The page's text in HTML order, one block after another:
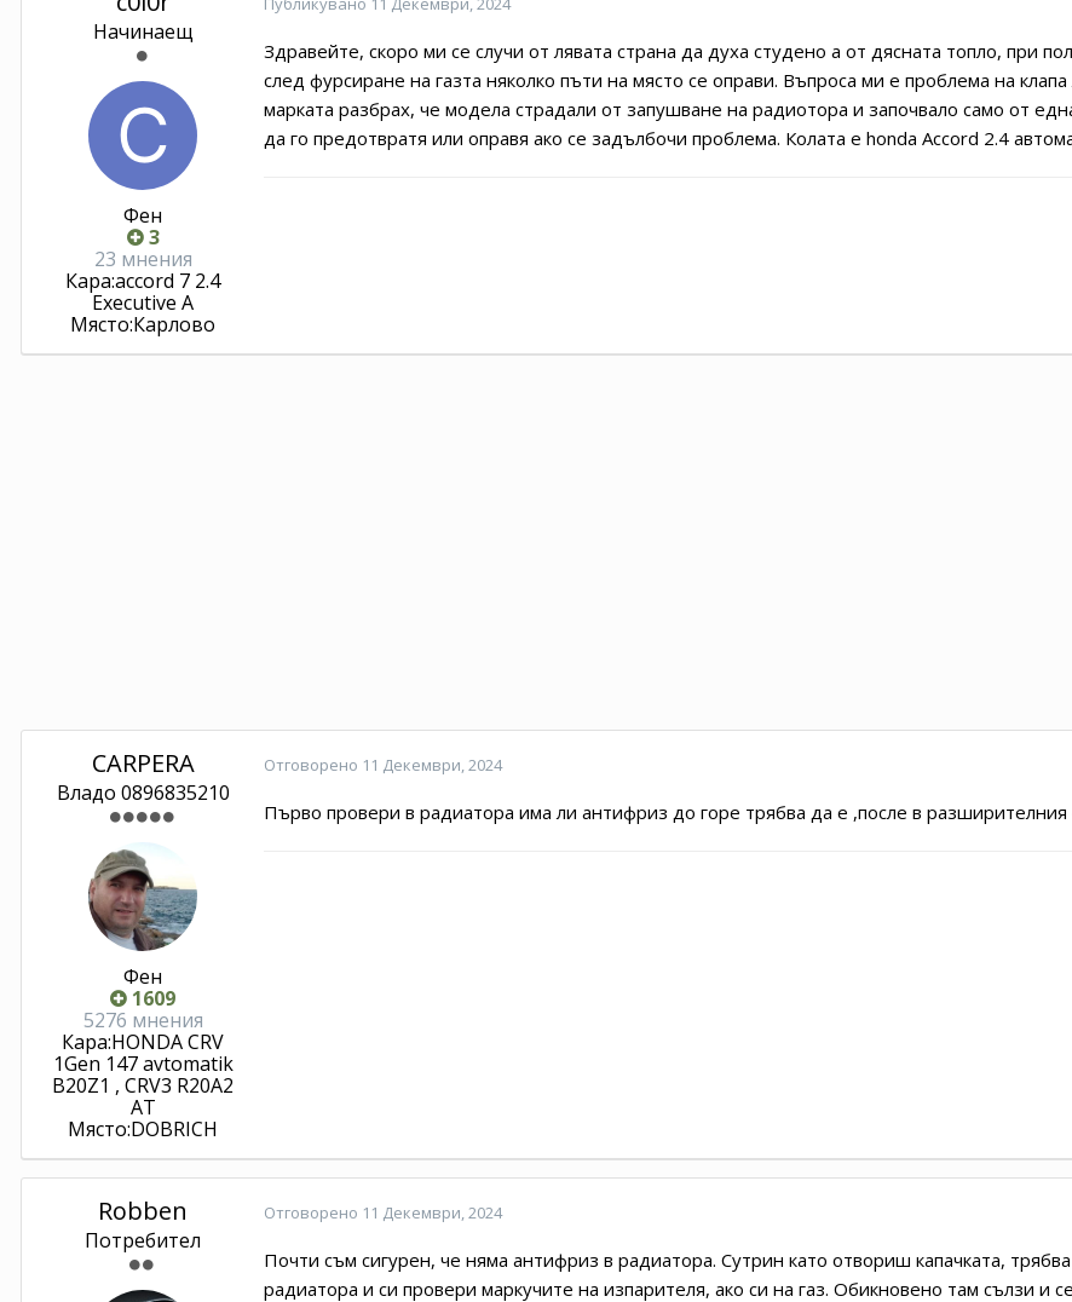
Начинаещ
Фен
3
23 мнения
Кара:accord 7 2.4
Executive A
Място:Карлово
Здравейте, скоро ми се случи от лявата страна да духа студено а от дясната топло, при
след фурсиране на газта няколко пъти на място се оправи. Въпроса ми е проблема на
марката разбрах, че модела страдали от запушване на радиотора и започвало само от
да го предотвратя или оправя ако се задълбочи проблема. Колата е honda Accord 2.4
CARPERA
Владо 0896835210
Фен
1609
5276 мнения
Кара:HONDA CRV
1Gen 147 avtomatik
B20Z1 , CRV3 R20A2
AT
Място:DOBRICH
Отговорено 11 Декември, 2024
Първо провери в радиатора има ли антифриз до горе трябва да е ,после в
Robben
Потребител
Отговорено 11 Декември, 2024
Почти съм сигурен, че няма антифриз в радиатора. Сутрин като отвориш капачката,
радиатора и си провери маркучите на изпарителя, ако си на газ. Обикновено там сълзи и